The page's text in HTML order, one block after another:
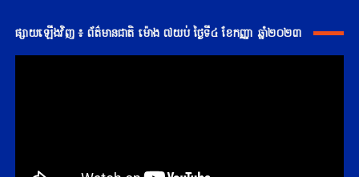
ផ្សាយឡើងវិញ ៖ ព័ត៌មានជាតិ ម៉ោង ៧យប់ ថ្ងៃទី៤ ខែកញ្ញា ឆ្នាំ២០២៣